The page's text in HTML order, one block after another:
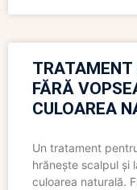
TRATAMENT
FĂRĂ
CULOAREA
Un tratament
hrănește scalpul și
culoarea naturală.